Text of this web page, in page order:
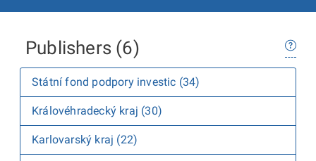
Publishers (6)
Státní fond podpory investic (34)
Královéhradecký kraj (30)
Karlovarský kraj (22)